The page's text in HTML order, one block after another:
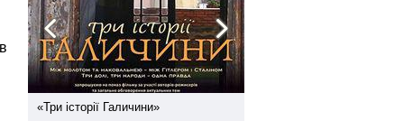
«Три історії Галичини»